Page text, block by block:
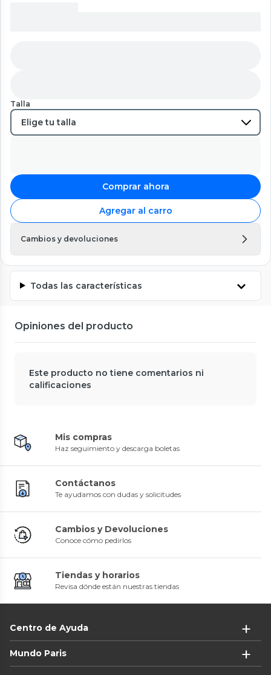
Talla
Comprar ahora
Agregar al carro
Cambios y devoluciones
Todas las características
Opiniones del producto
Este producto no tiene comentarios ni
calificaciones
Mis compras
Haz seguimiento y descarga boletas
Contáctanos
Te ayudamos con dudas y solicitudes
Cambios y Devoluciones
Conoce cómo pedirlos
Tiendas y horarios
Revisa dónde están nuestras tiendas
Centro de Ayuda
Mundo Paris